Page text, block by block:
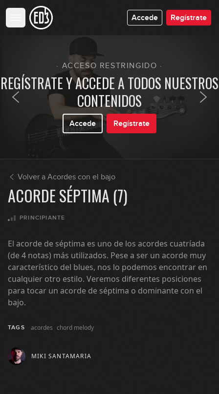
Accede Regístrate
· ACCESO RESTRINGIDO ·
REGÍSTRATE Y ACCEDE A TODOS NUESTROS
CONTENIDOS
Accede Regístrate
Volver a Acordes con el bajo
ACORDE SÉPTIMA (7)
PRINCIPIANTE
El acorde de séptima es uno de los acordes cuatríada
(de 4 notas) más utilizados. Pese a ser un acorde muy
característico del blues, nos lo podemos encontrar en
cualquier otro estilo. Veremos diferentes posiciones
para tocar un acorde de séptima o dominante con el
bajo.
TAGS acordes chord melody
MIKI SANTAMARIA
1
13:58
GRATIS
2
Acordes de décima (tercera)
3
4